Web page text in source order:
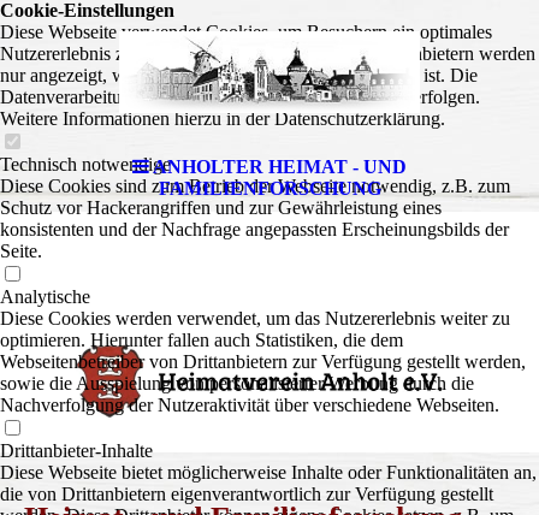
ANHOLTER HEIMAT - UND
FAMILIENFORSCHUNG
175 Jahre
Cookie-Einstellungen
Diese Webseite verwendet Cookies, um Besuchern ein optimales
Nutzererlebnis zu bieten. Bestimmte Inhalte von Drittanbietern werden
nur angezeigt, wenn die entsprechende Option aktiviert ist. Die
Datenverarbeitung kann dann auch in einem Drittland erfolgen.
Weitere Informationen hierzu in der Datenschutzerklärung.
Technisch notwendige
Diese Cookies sind zum Betrieb der Webseite notwendig, z.B. zum
Schutz vor Hackerangriffen und zur Gewährleistung eines
konsistenten und der Nachfrage angepassten Erscheinungsbilds der
Seite.
Analytische
Diese Cookies werden verwendet, um das Nutzererlebnis weiter zu
optimieren. Hierunter fallen auch Statistiken, die dem
Webseitenbetreiber von Drittanbietern zur Verfügung gestellt werden,
sowie die Ausspielung von personalisierter Werbung durch die
Nachverfolgung der Nutzeraktivität über verschiedene Webseiten.
Drittanbieter-Inhalte
Diese Webseite bietet möglicherweise Inhalte oder Funktionalitäten an,
die von Drittanbietern eigenverantwortlich zur Verfügung gestellt